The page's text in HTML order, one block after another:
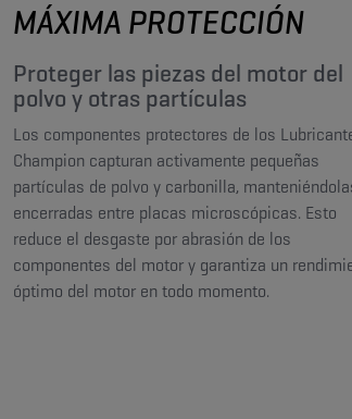
MÁXIMA PROTECCIÓN
Proteger las piezas del motor del
polvo y otras partículas
Los componentes protectores de los
Champion capturan activamente pequeñas
partículas de polvo y carbonilla,
encerradas entre placas microscópicas. Esto
reduce el desgaste por abrasión de los
componentes del motor y garantiza un
óptimo del motor en todo momento.